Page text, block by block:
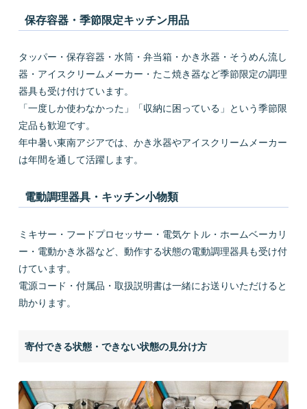
保存容器・季節限定キッチン用品
タッパー・保存容器・水筒・弁当箱・かき氷器・そうめん流し
器・アイスクリームメーカー・たこ焼き器など季節限定の調理
器具も受け付けています。
「一度しか使わなかった」「収納に困っている」という季節限
定品も歓迎です。
年中暑い東南アジアでは、かき氷器やアイスクリームメーカー
は年間を通して活躍します。
電動調理器具・キッチン小物類
ミキサー・フードプロセッサー・電気ケトル・ホームベーカリ
ー・電動かき氷器など、動作する状態の電動調理器具も受け付
けています。
電源コード・付属品・取扱説明書は一緒にお送りいただけると
助かります。
寄付できる状態・できない状態の見分け方